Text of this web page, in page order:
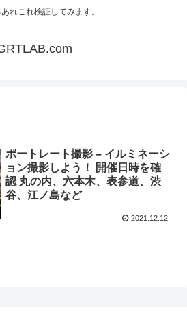
れこれ検証してみます。
ポートレート撮影 – イルミネーシ
ョン撮影しよう！ 開催日時を確
認 丸の内、六本木、表参道、渋
谷、江ノ島など
2021.12.12